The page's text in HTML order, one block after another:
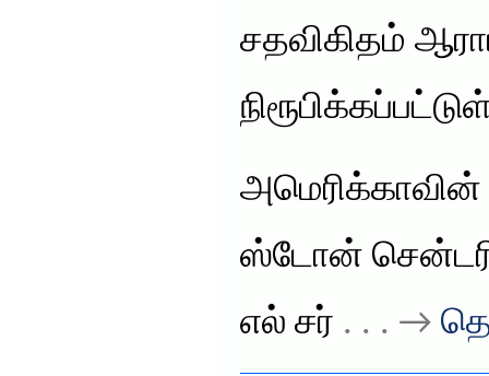
சதவிகிதம்
அமெரிக்காவின்
ஸ்டோன்
எல் சர் . . . →